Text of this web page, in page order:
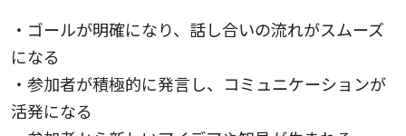
・ゴールが明確になり、話し合いの流れがスムーズ
になる
・参加者が積極的に発言し、コミュニケーションが
活発になる